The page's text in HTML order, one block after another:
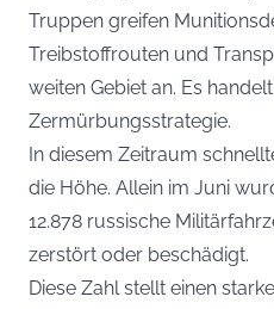
Truppen greifen
Treibstoffrouten und
weiten Gebiet an. Es
Zermürbungsstrategie.
In diesem Zeitraum
die Höhe. Allein im Juni
12.878 russische
zerstört oder beschädigt.
Diese Zahl stellt einen